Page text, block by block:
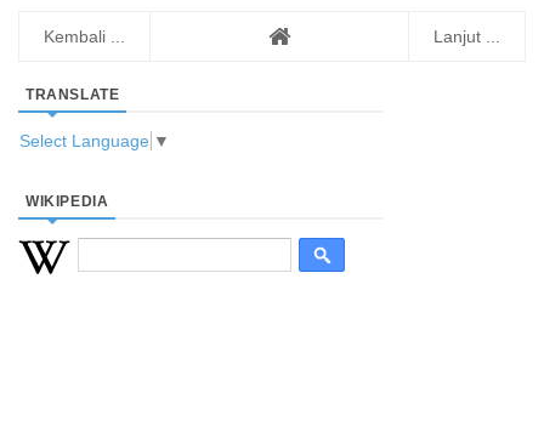
Kembali ... Lanjut ...
TRANSLATE
Select Language ▼
WIKIPEDIA